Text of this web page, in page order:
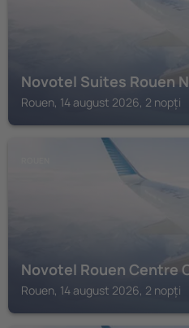
Novotel Suites Rouen
Rouen, 14 august 2026, 2 nopți
Novotel Rouen Centre
Rouen, 14 august 2026, 2 nopți